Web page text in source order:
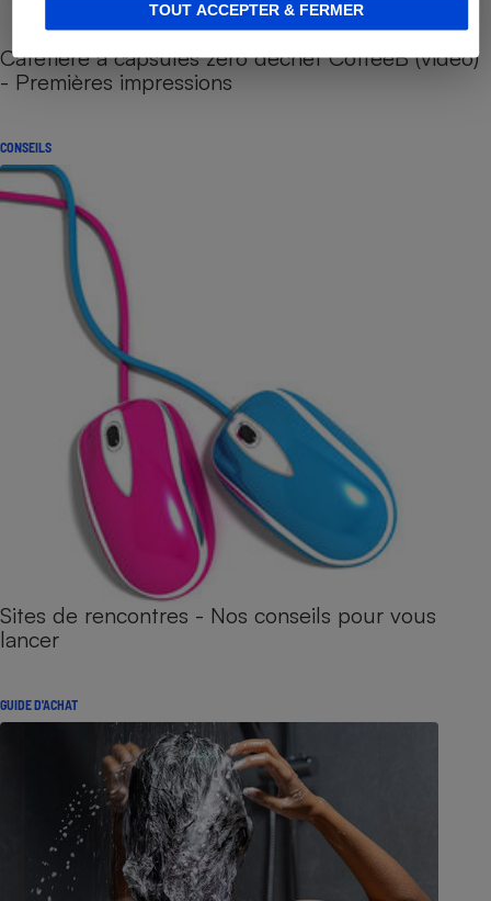
TOUT ACCEPTER & FERMER
Cafetière à capsules zéro déchet CoffeeB (vidéo)
- Premières impressions
CONSEILS
Sites de rencontres - Nos conseils pour vous
lancer
GUIDE D'ACHAT